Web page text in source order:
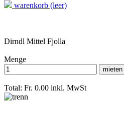
warenkorb (leer)
Dirndl Mittel Fjolla
Menge
Total: Fr. 0.00 inkl. MwSt